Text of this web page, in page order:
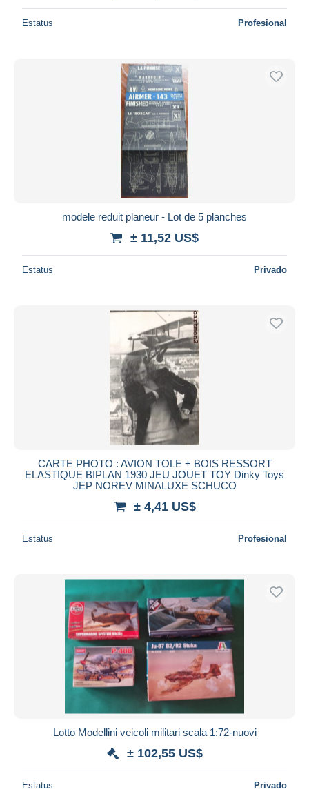
Estatus Profesional
modele reduit planeur - Lot de 5 planches
± 11,52 US$
Estatus Privado
CARTE PHOTO : AVION TOLE + BOIS RESSORT
ELASTIQUE BIPLAN 1930 JEU JOUET TOY Dinky Toys
JEP NOREV MINALUXE SCHUCO
± 4,41 US$
Estatus Profesional
Lotto Modellini veicoli militari scala 1:72-nuovi
± 102,55 US$
Estatus Privado